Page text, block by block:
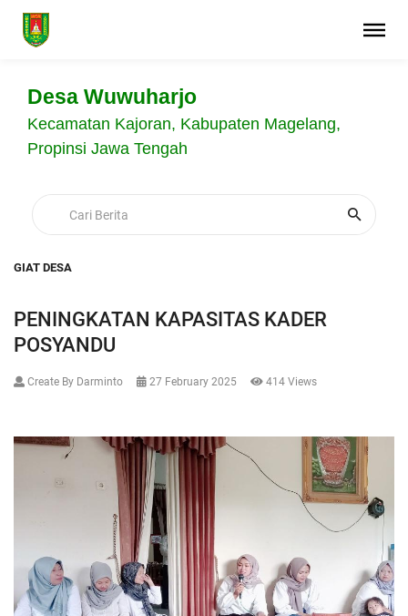
Desa Wuwuharjo
Kecamatan Kajoran, Kabupaten Magelang,
Propinsi Jawa Tengah
GIAT DESA
PENINGKATAN KAPASITAS KADER
POSYANDU
Create By Darminto 27 February 2025 414 Views